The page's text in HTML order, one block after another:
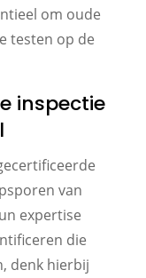
om oude
testen op de
inspectie
van
expertise
die
denk hierbij